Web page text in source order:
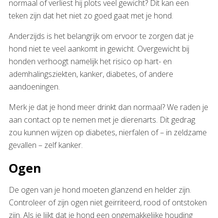
normaal of verliest hij plots veel gewicht? Dit kan een
teken zijn dat het niet zo goed gaat met je hond.
Anderzijds is het belangrijk om ervoor te zorgen dat je
hond niet te veel aankomt in gewicht. Overgewicht bij
honden verhoogt namelijk het risico op hart- en
ademhalingsziekten, kanker, diabetes, of andere
aandoeningen.
Merk je dat je hond meer drinkt dan normaal? We raden je
aan contact op te nemen met je dierenarts. Dit gedrag
zou kunnen wijzen op diabetes, nierfalen of – in zeldzame
gevallen – zelf kanker.
Ogen
De ogen van je hond moeten glanzend en helder zijn.
Controleer of zijn ogen niet geïrriteerd, rood of ontstoken
zijn. Als je lijkt dat je hond een ongemakkelijke houding